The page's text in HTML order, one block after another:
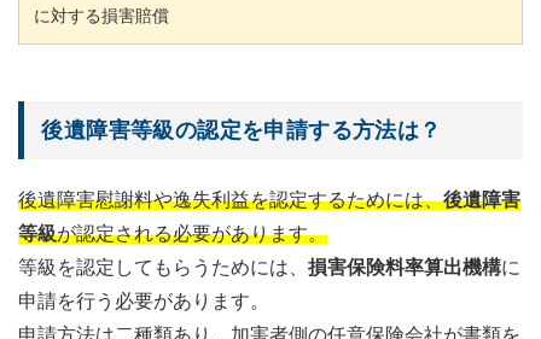
に対する損害賠償
後遺障害等級の認定を申請する方法は？
後遺障害慰謝料や逸失利益を認定するためには、後遺障害
等級が認定される必要があります。
等級を認定してもらうためには、 損害保険料率算出機構に
申請を行う必要があります。